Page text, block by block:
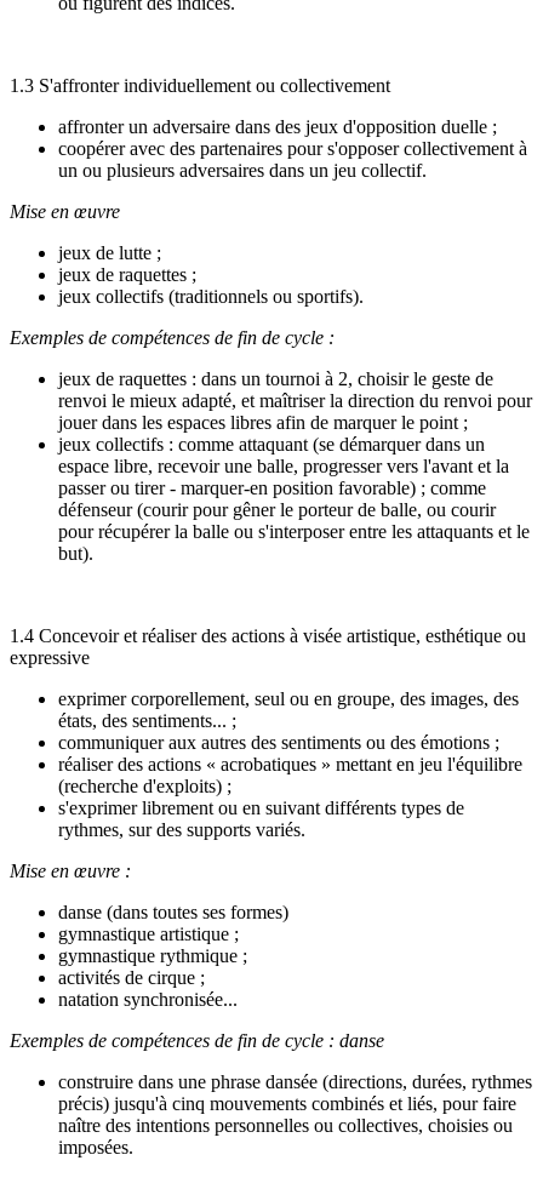
1.3 S'affronter individuellement ou collectivement
affronter un adversaire dans des jeux d'opposition duelle ;
coopérer avec des partenaires pour s'opposer collectivement à
un ou plusieurs adversaires dans un jeu collectif.
Mise en œuvre
jeux de lutte ;
jeux de raquettes ;
jeux collectifs (traditionnels ou sportifs).
Exemples de compétences de fin de cycle :
jeux de raquettes : dans un tournoi à 2, choisir le geste de
renvoi le mieux adapté, et maîtriser la direction du renvoi pour
jouer dans les espaces libres afin de marquer le point ;
jeux collectifs : comme attaquant (se démarquer dans un
espace libre, recevoir une balle, progresser vers l'avant et la
passer ou tirer - marquer-en position favorable) ; comme
défenseur (courir pour gêner le porteur de balle, ou courir
pour récupérer la balle ou s'interposer entre les attaquants et le
but).
1.4 Concevoir et réaliser des actions à visée artistique, esthétique ou
expressive
exprimer corporellement, seul ou en groupe, des images, des
états, des sentiments... ;
communiquer aux autres des sentiments ou des émotions ;
réaliser des actions « acrobatiques » mettant en jeu l'équilibre
(recherche d'exploits) ;
s'exprimer librement ou en suivant différents types de
rythmes, sur des supports variés.
Mise en œuvre :
danse (dans toutes ses formes)
gymnastique artistique ;
gymnastique rythmique ;
activités de cirque ;
natation synchronisée...
Exemples de compétences de fin de cycle : danse
construire dans une phrase dansée (directions, durées, rythmes
précis) jusqu'à cinq mouvements combinés et liés, pour faire
naître des intentions personnelles ou collectives, choisies ou
imposées.